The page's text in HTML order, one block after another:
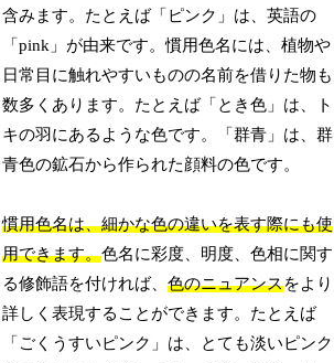
含みます。たとえば「ピンク」は、英語の
「pink」が由来です。慣用色名には、植物や
日常目に触れやすいものの名前を借りた物も
数多くあります。たとえば「とき色」は、ト
キの羽にあるような色です。「群青」は、群
青色の鉱石から作られた顔料の色です。
慣用色名は、細かな色の違いを表す際にも使
用できます。色名に彩度、明度、色相に関す
る修飾語を付ければ、色のニュアンスをより
詳しく表現することができます。たとえば
「ごくうすいピンク」は、とても淡いピンク